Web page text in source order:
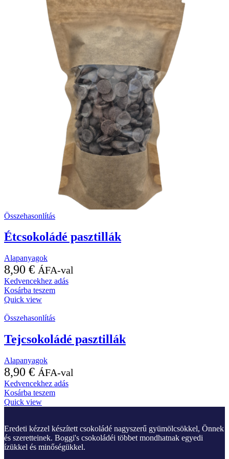
Összehasonlítás
Étcsokoládé pasztillák
Alapanyagok
8,90 € ÁFA-val
Kedvencekhez adás
Kosárba teszem
Quick view
Összehasonlítás
Tejcsokoládé pasztillák
Alapanyagok
8,90 € ÁFA-val
Kedvencekhez adás
Kosárba teszem
Quick view
Eredeti kézzel készített csokoládé nagyszerű gyümölcsökkel, Önnek
és szeretteinek. Boggi's csokoládéi többet mondhatnak egyedi
ízükkel és minőségükkel.